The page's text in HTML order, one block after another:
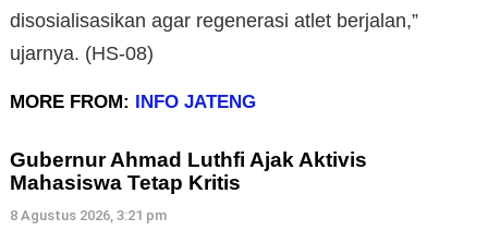
disosialisasikan agar regenerasi atlet berjalan,”
ujarnya. (HS-08)
MORE FROM: INFO JATENG
Gubernur Ahmad Luthfi Ajak Aktivis
Mahasiswa Tetap Kritis
8 Agustus 2026, 3:21 pm